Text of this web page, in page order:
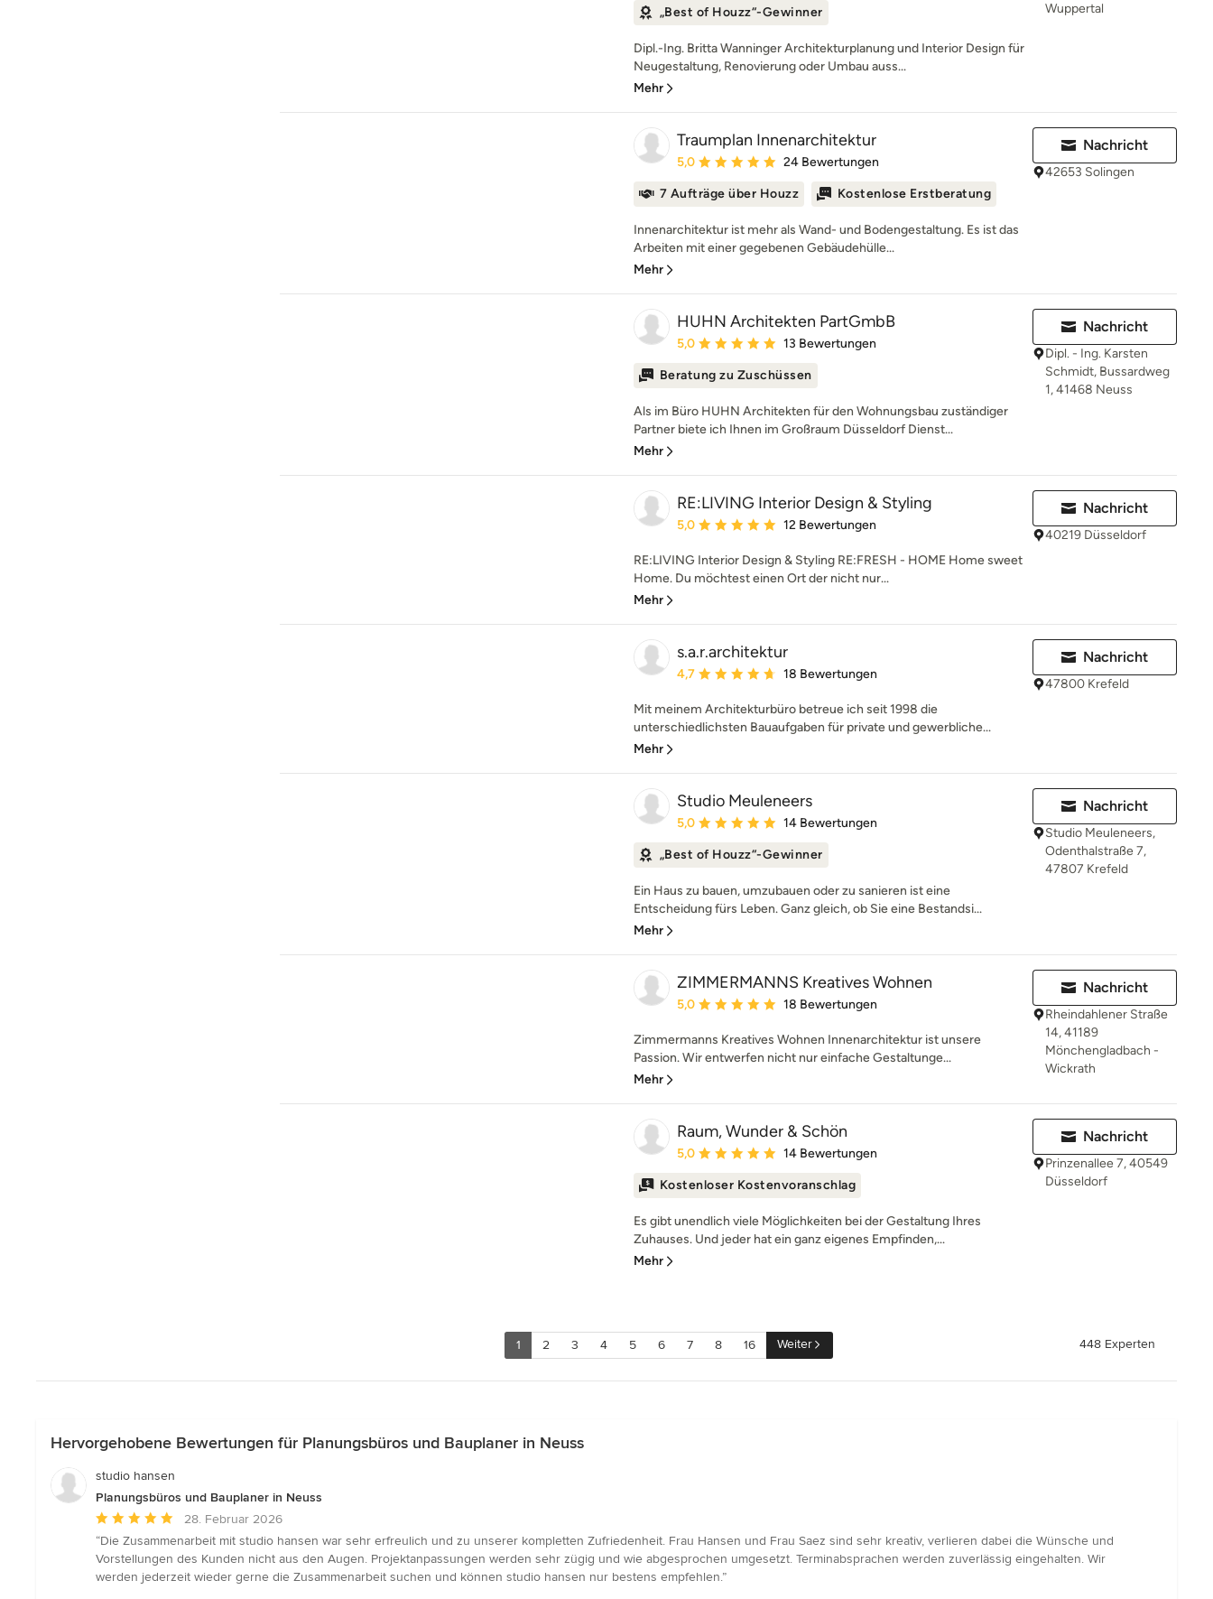
„Best of Houzz“-Gewinner
Dipl.-Ing. Britta Wanninger Architekturplanung und Interior Design für
Neugestaltung, Renovierung oder Umbau auss...
Mehr
Wuppertal
Traumplan Innenarchitektur
Durchschnittliche Bewertung: 5 von 5 Sternen
5,0 24 Bewertungen
7 Aufträge über Houzz Kostenlose Erstberatung
Innenarchitektur ist mehr als Wand- und Bodengestaltung. Es ist das
Arbeiten mit einer gegebenen Gebäudehülle...
Mehr
Nachricht
42653 Solingen
HUHN Architekten PartGmbB
Durchschnittliche Bewertung: 5 von 5 Sternen
5,0 13 Bewertungen
Beratung zu Zuschüssen
Als im Büro HUHN Architekten für den Wohnungsbau zuständiger
Partner biete ich Ihnen im Großraum Düsseldorf Dienst...
Mehr
Nachricht
Dipl. - Ing. Karsten
Schmidt, Bussardweg
1, 41468 Neuss
RE:LIVING Interior Design & Styling
Durchschnittliche Bewertung: 5 von 5 Sternen
5,0 12 Bewertungen
RE:LIVING Interior Design & Styling RE:FRESH - HOME Home sweet
Home. Du möchtest einen Ort der nicht nur...
Mehr
Nachricht
40219 Düsseldorf
s.a.r.architektur
Durchschnittliche Bewertung: 4.7 von 5 Sternen
4,7 18 Bewertungen
Mit meinem Architekturbüro betreue ich seit 1998 die
unterschiedlichsten Bauaufgaben für private und gewerbliche...
Mehr
Nachricht
47800 Krefeld
Studio Meuleneers
Durchschnittliche Bewertung: 5 von 5 Sternen
5,0 14 Bewertungen
„Best of Houzz“-Gewinner
Ein Haus zu bauen, umzubauen oder zu sanieren ist eine
Entscheidung fürs Leben. Ganz gleich, ob Sie eine Bestandsi...
Mehr
Nachricht
Studio Meuleneers,
Odenthalstraße 7,
47807 Krefeld
ZIMMERMANNS Kreatives Wohnen
Durchschnittliche Bewertung: 5 von 5 Sternen
5,0 18 Bewertungen
Zimmermanns Kreatives Wohnen Innenarchitektur ist unsere
Passion. Wir entwerfen nicht nur einfache Gestaltunge...
Mehr
Nachricht
Rheindahlener Straße
14, 41189
Mönchengladbach -
Wickrath
Raum, Wunder & Schön
Durchschnittliche Bewertung: 5 von 5 Sternen
5,0 14 Bewertungen
Kostenloser Kostenvoranschlag
Es gibt unendlich viele Möglichkeiten bei der Gestaltung Ihres
Zuhauses. Und jeder hat ein ganz eigenes Empfinden,...
Mehr
Nachricht
Prinzenallee 7, 40549
Düsseldorf
1 2 3 4 5 6 7 8 16 Weiter 448 Experten
Hervorgehobene Bewertungen für Planungsbüros und Bauplaner in Neuss
studio hansen
Planungsbüros und Bauplaner in Neuss
Durchschnittliche
Bewertung:
5
von
28. Februar 2026
“Die Zusammenarbeit mit studio hansen war sehr erfreulich und zu unserer kompletten Zufriedenheit. Frau Hansen und Frau Saez sind sehr kreativ, verlieren dabei die Wünsche und
Vorstellungen des Kunden nicht aus den Augen. Projektanpassungen werden sehr zügig und wie abgesprochen umgesetzt. Terminabsprachen werden zuverlässig eingehalten. Wir
werden jederzeit wieder gerne die Zusammenarbeit suchen und können studio hansen nur bestens empfehlen.”